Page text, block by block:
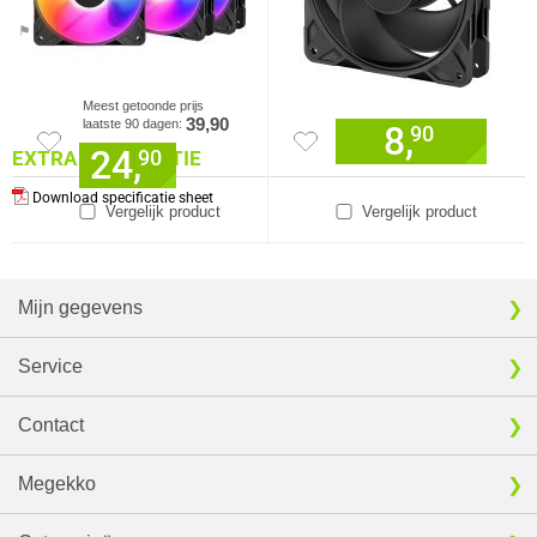
⚑ Fout melden
EXTRA INFORMATIE
Download specificatie sheet
Vergelijk product
Meest getoonde prijs
laatste 90 dagen: 39,90
24,90
Vergelijk product
8,90
Mijn gegevens
Service
Contact
Megekko